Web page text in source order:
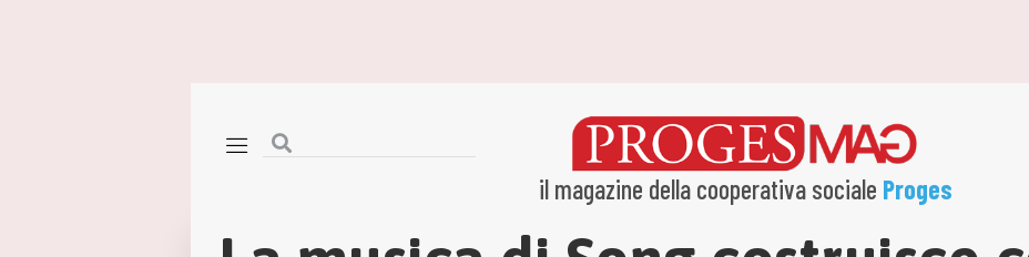
il magazine della cooperativa sociale Proges